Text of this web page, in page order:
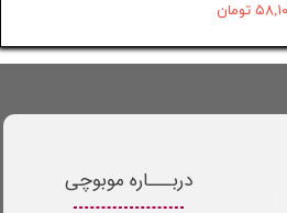
دربـــاره موبوچی